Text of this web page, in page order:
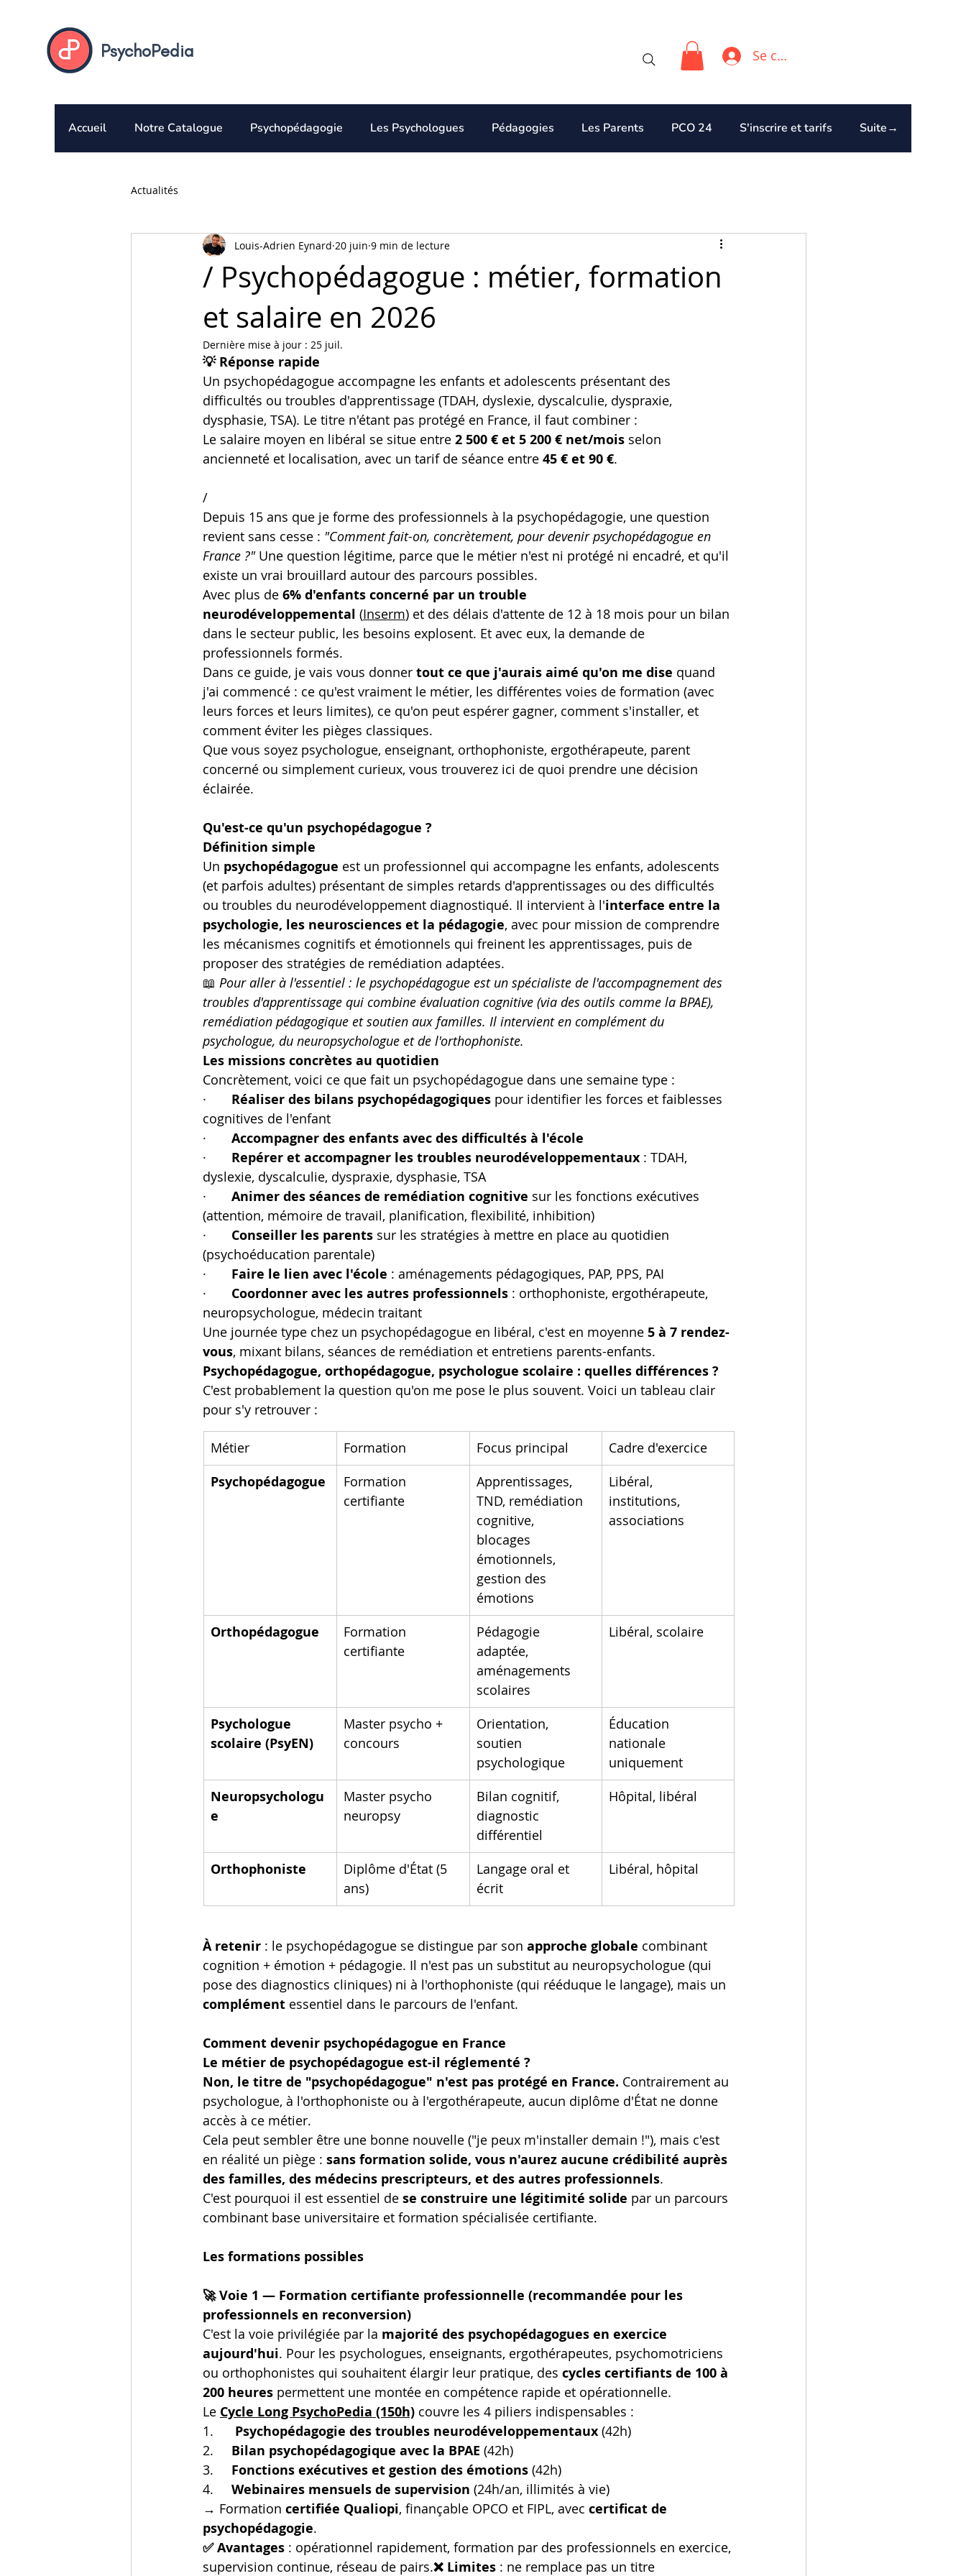
PsychoPedia Se connecter
Accueil Notre Catalogue Psychopédagogie Les Psychologues Pédagogies Les Parents PCO 24 S'inscrire et tarifs Suite→
Actualités
/ Psychopédagogue : métier, formation
et salaire en 2026
Louis-Adrien Eynard 20 juin 9 min de lecture
Dernière mise à jour : 25 juil.
💡 Réponse rapide
Un psychopédagogue accompagne les enfants et adolescents présentant des
difficultés ou troubles d'apprentissage (TDAH, dyslexie, dyscalculie, dyspraxie,
dysphasie, TSA). Le titre n'étant pas protégé en France, il faut combiner :
Le salaire moyen en libéral se situe entre 2 500 € et 5 200 € net/mois selon
ancienneté et localisation, avec un tarif de séance entre 45 € et 90 €.
/
Depuis 15 ans que je forme des professionnels à la psychopédagogie, une question
revient sans cesse : "Comment fait-on, concrètement, pour devenir psychopédagogue en
France ?" Une question légitime, parce que le métier n'est ni protégé ni encadré, et qu'il
existe un vrai brouillard autour des parcours possibles.
Avec plus de 6% d'enfants concerné par un trouble
neurodéveloppemental (Inserm) et des délais d'attente de 12 à 18 mois pour un bilan
dans le secteur public, les besoins explosent. Et avec eux, la demande de
professionnels formés.
Dans ce guide, je vais vous donner tout ce que j'aurais aimé qu'on me dise quand
j'ai commencé : ce qu'est vraiment le métier, les différentes voies de formation (avec
leurs forces et leurs limites), ce qu'on peut espérer gagner, comment s'installer, et
comment éviter les pièges classiques.
Que vous soyez psychologue, enseignant, orthophoniste, ergothérapeute, parent
concerné ou simplement curieux, vous trouverez ici de quoi prendre une décision
éclairée.
Qu'est-ce qu'un psychopédagogue ?
Définition simple
Un psychopédagogue est un professionnel qui accompagne les enfants, adolescents
(et parfois adultes) présentant de simples retards d'apprentissages ou des difficultés
ou troubles du neurodéveloppement diagnostiqué. Il intervient à l'interface entre la
psychologie, les neurosciences et la pédagogie, avec pour mission de comprendre
les mécanismes cognitifs et émotionnels qui freinent les apprentissages, puis de
proposer des stratégies de remédiation adaptées.
📖 Pour aller à l'essentiel : le psychopédagogue est un spécialiste de l'accompagnement des
troubles d'apprentissage qui combine évaluation cognitive (via des outils comme la BPAE),
remédiation pédagogique et soutien aux familles. Il intervient en complément du
psychologue, du neuropsychologue et de l'orthophoniste.
Les missions concrètes au quotidien
Concrètement, voici ce que fait un psychopédagogue dans une semaine type :
· Réaliser des bilans psychopédagogiques pour identifier les forces et faiblesses
cognitives de l'enfant
· Accompagner des enfants avec des difficultés à l'école
· Repérer et accompagner les troubles neurodéveloppementaux : TDAH,
dyslexie, dyscalculie, dyspraxie, dysphasie, TSA
· Animer des séances de remédiation cognitive sur les fonctions exécutives
(attention, mémoire de travail, planification, flexibilité, inhibition)
· Conseiller les parents sur les stratégies à mettre en place au quotidien
(psychoéducation parentale)
· Faire le lien avec l'école : aménagements pédagogiques, PAP, PPS, PAI
· Coordonner avec les autres professionnels : orthophoniste, ergothérapeute,
neuropsychologue, médecin traitant
Une journée type chez un psychopédagogue en libéral, c'est en moyenne 5 à 7 rendez-
vous, mixant bilans, séances de remédiation et entretiens parents-enfants.
Psychopédagogue, orthopédagogue, psychologue scolaire : quelles différences ?
C'est probablement la question qu'on me pose le plus souvent. Voici un tableau clair
pour s'y retrouver :
Métier Formation Focus principal Cadre d'exercice
Psychopédagogue
Formation
certifiante
Apprentissages,
TND, remédiation
cognitive,
blocages
émotionnels,
gestion des
émotions
Libéral,
institutions,
associations
Orthopédagogue
Formation
certifiante
Pédagogie
adaptée,
aménagements
scolaires
Libéral, scolaire
Psychologue
scolaire (PsyEN)
Master psycho +
concours
Orientation,
soutien
psychologique
Éducation
nationale
uniquement
Neuropsychologu
e
Master psycho
neuropsy
Bilan cognitif,
diagnostic
différentiel
Hôpital, libéral
Orthophoniste
Diplôme d'État (5
ans)
Langage oral et
écrit
Libéral, hôpital
À retenir : le psychopédagogue se distingue par son approche globale combinant
cognition + émotion + pédagogie. Il n'est pas un substitut au neuropsychologue (qui
pose des diagnostics cliniques) ni à l'orthophoniste (qui rééduque le langage), mais un
complément essentiel dans le parcours de l'enfant.
Comment devenir psychopédagogue en France
Le métier de psychopédagogue est-il réglementé ?
Non, le titre de "psychopédagogue" n'est pas protégé en France. Contrairement au
psychologue, à l'orthophoniste ou à l'ergothérapeute, aucun diplôme d'État ne donne
accès à ce métier.
Cela peut sembler être une bonne nouvelle ("je peux m'installer demain !"), mais c'est
en réalité un piège : sans formation solide, vous n'aurez aucune crédibilité auprès
des familles, des médecins prescripteurs, et des autres professionnels.
C'est pourquoi il est essentiel de se construire une légitimité solide par un parcours
combinant base universitaire et formation spécialisée certifiante.
Les formations possibles
🚀 Voie 1 — Formation certifiante professionnelle (recommandée pour les
professionnels en reconversion)
C'est la voie privilégiée par la majorité des psychopédagogues en exercice
aujourd'hui. Pour les psychologues, enseignants, ergothérapeutes, psychomotriciens
ou orthophonistes qui souhaitent élargir leur pratique, des cycles certifiants de 100 à
200 heures permettent une montée en compétence rapide et opérationnelle.
Le Cycle Long PsychoPedia (150h) couvre les 4 piliers indispensables :
1. Psychopédagogie des troubles neurodéveloppementaux (42h)
2. Bilan psychopédagogique avec la BPAE (42h)
3. Fonctions exécutives et gestion des émotions (42h)
4. Webinaires mensuels de supervision (24h/an, illimités à vie)
→ Formation certifiée Qualiopi, finançable OPCO et FIPL, avec certificat de
psychopédagogie.
✅ Avantages : opérationnel rapidement, formation par des professionnels en exercice,
supervision continue, réseau de pairs.❌ Limites : ne remplace pas un titre